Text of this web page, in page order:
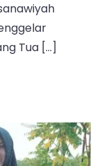
Tua […]